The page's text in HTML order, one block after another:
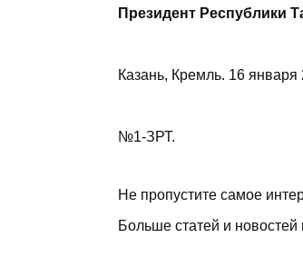
Президент
Казань, Кремль. 16 января
№1-ЗРТ.
Не пропустите самое
Больше статей и новостей